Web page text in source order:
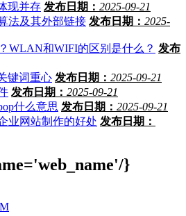
现并存 发布日期： 2025-09-21
法及其外部链接 发布日期： 2025-
WLAN和WIFI的区别是什么？ 发布
键词重心 发布日期： 2025-09-21
发布日期： 2025-09-21
什么意思 发布日期： 2025-09-21
业网站制作的好处 发布日期：